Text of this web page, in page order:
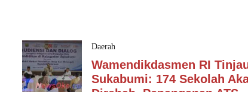
Daerah
Wamendikdasmen RI
Sukabumi: 174 Sekolah